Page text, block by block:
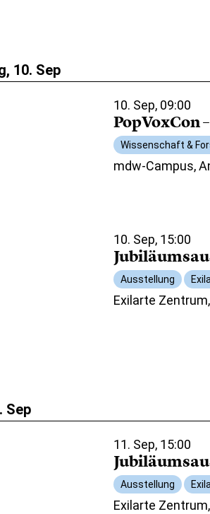
10. Sep
10. Sep, 09:00
PopVoxCon
Wissenschaft &
mdw-Campus,
10. Sep, 15:00
Ausstellung
Exilarte
Sep
11. Sep, 15:00
Ausstellung
Exilarte